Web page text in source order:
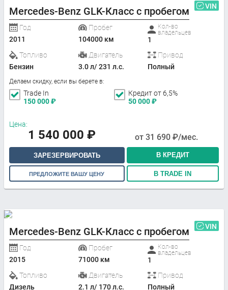
Mercedes-Benz GLK-Класс с пробегом VIN
Год
2011
Пробег
104000 км
Кол-во
владельцев
1
Топливо
Бензин
Двигатель
3.0 л/ 231 л.с.
Привод
Полный
Делаем скидку, если вы берете в:
Trade In
150 000₽
Кредит от 6,5%
50 000₽
Цена:
1 540 000 ₽ от 31 690 ₽/мес.
ЗАРЕЗЕРВИРОВАТЬ В КРЕДИТ
ПРЕДЛОЖИТЕ ВАШУ ЦЕНУ В TRADE IN
Mercedes-Benz GLK-Класс с пробегом VIN
Год
2015
Пробег
71000 км
Кол-во
владельцев
1
Топливо
Дизель
Двигатель
2.1 л/ 170 л.с.
Привод
Полный